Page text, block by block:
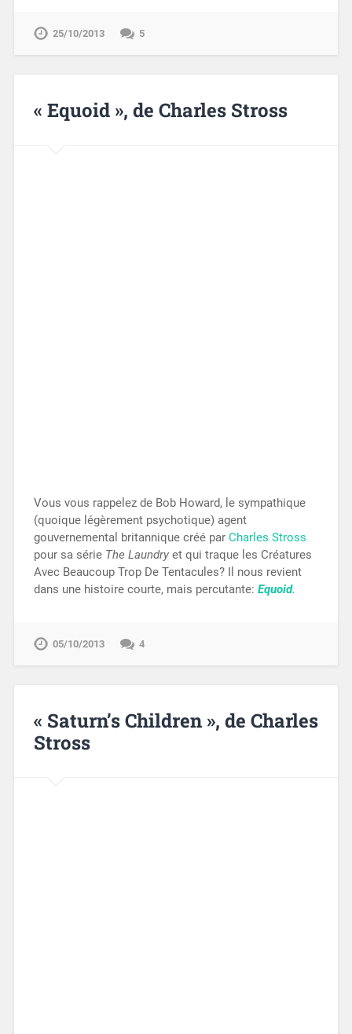
25/10/2013 5
« Equoid », de Charles Stross
Vous vous rappelez de Bob Howard, le sympathique
(quoique légèrement psychotique) agent
gouvernemental britannique créé par Charles Stross
pour sa série The Laundry et qui traque les Créatures
Avec Beaucoup Trop De Tentacules? Il nous revient
dans une histoire courte, mais percutante: Equoid.
05/10/2013 4
« Saturn’s Children », de Charles
Stross